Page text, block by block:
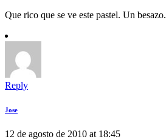
Que rico que se ve este pastel. Un besazo.
Reply
Jose
12 de agosto de 2010 at 18:45